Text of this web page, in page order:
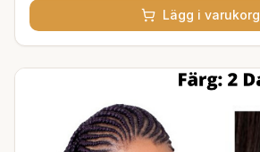
Lägg i varukorg